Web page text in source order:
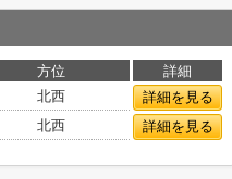
方位
詳細
北西
詳細を見る
北西 詳細を見る